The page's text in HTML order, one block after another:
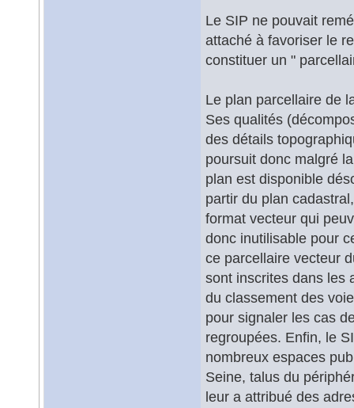
Le SIP ne pouvait
attaché à favoriser le
constituer un "
Le plan parcellaire de
Ses qualités
des détails
poursuit donc malgré
plan est disponible
partir du plan
format vecteur qui
donc inutilisable pour
ce parcellaire vecteur
sont inscrites dans les
du classement des
pour signaler les cas
regroupées. Enfin, le
nombreux espaces
Seine, talus du
leur a attribué des